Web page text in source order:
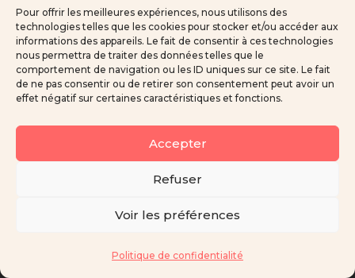
Pour offrir les meilleures expériences, nous utilisons des
technologies telles que les cookies pour stocker et/ou accéder aux
informations des appareils. Le fait de consentir à ces technologies
nous permettra de traiter des données telles que le
comportement de navigation ou les ID uniques sur ce site. Le fait
de ne pas consentir ou de retirer son consentement peut avoir un
effet négatif sur certaines caractéristiques et fonctions.
Accepter
Refuser
Voir les préférences
Politique de confidentialité
Marie Neumann 2026
Conditions Générales d'Utilisation